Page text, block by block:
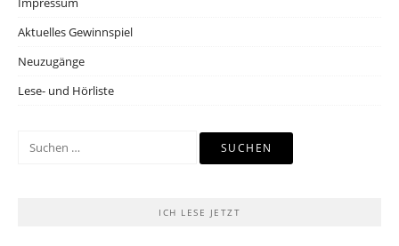
Aktuelles Gewinnspiel
Neuzugänge
Lese- und Hörliste
Suchen
ICH LESE JETZT